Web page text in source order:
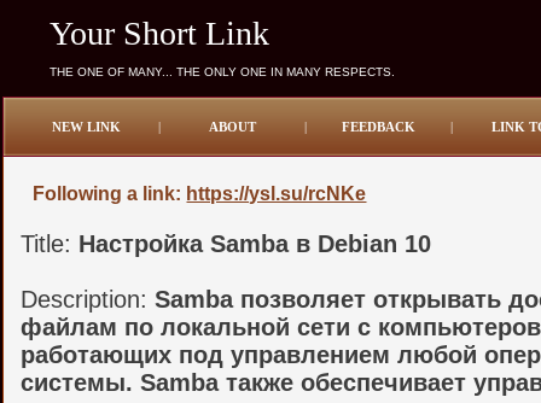
Your Short Link
THE ONE OF MANY... THE ONLY ONE IN MANY RESPECTS.
NEW LINK | ABOUT | FEEDBACK | LINK
Following a link: https://ysl.su/rcNKe
Title: Настройка Samba в Debian 10
Description:Samba позволяет открывать
файлам по локальной сети с
работающих под управлением любой
системы. Samba также обеспечивает